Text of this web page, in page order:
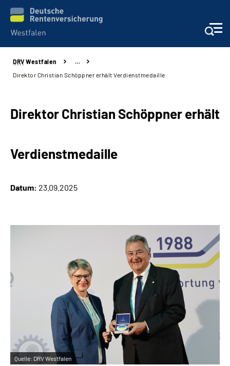
Kontakt und Beratung
Presse
Inhalte in Gebärdensprache (DGS)
Leichte Sprache
DRV Westfalen
…
Direktor Christian Schöppner erhält Verdienstmedaille
Direktor Christian Schöppner erhält
Verdienstmedaille
Datum: 23.09.2025
Quelle: DRV Westfalen